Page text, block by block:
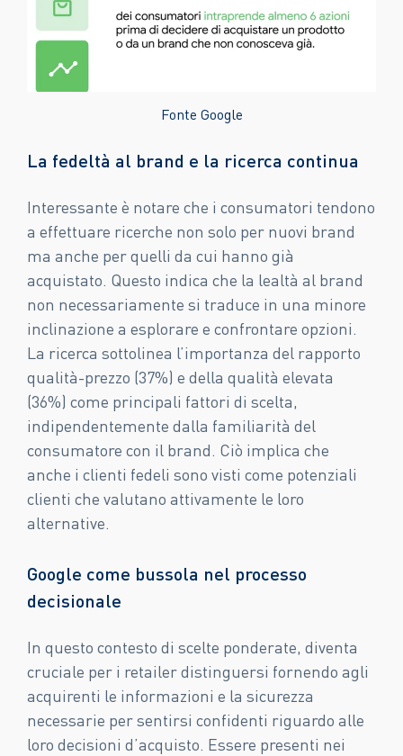
Fonte Google
La fedeltà al brand e la ricerca continua
Interessante è notare che i consumatori tendono
a effettuare ricerche non solo per nuovi brand
ma anche per quelli da cui hanno già
acquistato. Questo indica che la lealtà al brand
non necessariamente si traduce in una minore
inclinazione a esplorare e confrontare opzioni.
La ricerca sottolinea l’importanza del rapporto
qualità-prezzo (37%) e della qualità elevata
(36%) come principali fattori di scelta,
indipendentemente dalla familiarità del
consumatore con il brand. Ciò implica che
anche i clienti fedeli sono visti come potenziali
clienti che valutano attivamente le loro
alternative.
Google come bussola nel processo
decisionale
In questo contesto di scelte ponderate, diventa
cruciale per i retailer distinguersi fornendo agli
acquirenti le informazioni e la sicurezza
necessarie per sentirsi confidenti riguardo alle
loro decisioni d’acquisto. Essere presenti nei